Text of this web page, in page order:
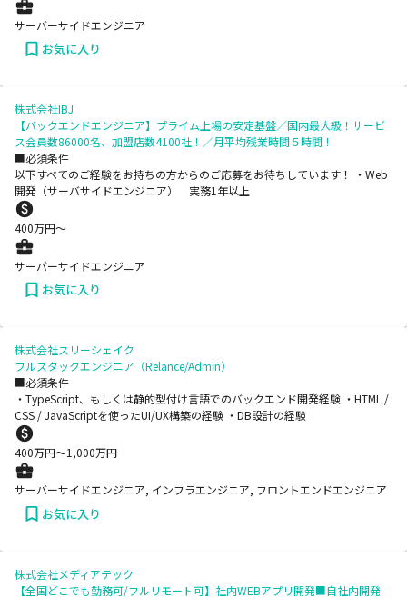
サーバーサイドエンジニア
お気に入り
株式会社IBJ
【バックエンドエンジニア】プライム上場の安定基盤／国内最大級！サービ
ス会員数86000名、加盟店数4100社！／月平均残業時間５時間！
■必須条件
以下すべてのご経験をお持ちの方からのご応募をお待ちしています！ ・Web
開発（サーバサイドエンジニア） 実務1年以上
400万円〜
サーバーサイドエンジニア
お気に入り
株式会社スリーシェイク
フルスタックエンジニア（Relance/Admin）
■必須条件
・TypeScript、もしくは静的型付け言語でのバックエンド開発経験 ・HTML /
CSS / JavaScriptを使ったUI/UX構築の経験 ・DB設計の経験
400万円〜1,000万円
サーバーサイドエンジニア, インフラエンジニア, フロントエンドエンジニア
お気に入り
株式会社メディアテック
【全国どこでも勤務可/フルリモート可】社内WEBアプリ開発■自社内開発